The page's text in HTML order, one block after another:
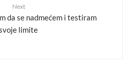
Next
da se nadmećem i testiram
limite